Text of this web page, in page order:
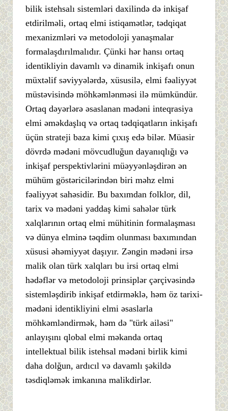
bilik istehsalı sistemləri daxilində də inkişaf
etdirilməli, ortaq elmi istiqamətlər, tədqiqat
mexanizmləri və metodoloji yanaşmalar
formalaşdırılmalıdır. Çünki hər hansı ortaq
identikliyin davamlı və dinamik inkişafı onun
müxtəlif səviyyələrdə, xüsusilə, elmi fəaliyyət
müstəvisində möhkəmlənməsi ilə mümkündür.
Ortaq dəyərlərə əsaslanan mədəni inteqrasiya
elmi əməkdaşlıq və ortaq tədqiqatların inkişafı
üçün strateji baza kimi çıxış edə bilər. Müasir
dövrdə mədəni mövcudluğun dayanıqlığı və
inkişaf perspektivlərini müəyyənləşdirən ən
mühüm göstəricilərindən biri məhz elmi
fəaliyyət sahəsidir. Bu baxımdan folklor, dil,
tarix və mədəni yaddaş kimi sahələr türk
xalqlarının ortaq elmi mühitinin formalaşması
və dünya elminə təqdim olunması baxımından
xüsusi əhəmiyyət daşıyır. Zəngin mədəni irsə
malik olan türk xalqları bu irsi ortaq elmi
hədəflər və metodoloji prinsiplər çərçivəsində
sistemləşdirib inkişaf etdirməklə, həm öz tarixi-
mədəni identikliyini elmi əsaslarla
möhkəmləndirmək, həm də "türk ailəsi"
anlayışını qlobal elmi məkanda ortaq
intellektual bilik istehsal mədəni birlik kimi
daha dolğun, ardıcıl və davamlı şəkildə
təsdiqləmək imkanına malikdirlər.